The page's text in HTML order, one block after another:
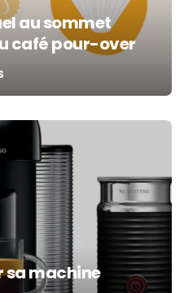
au sommet
café pour-over
machine